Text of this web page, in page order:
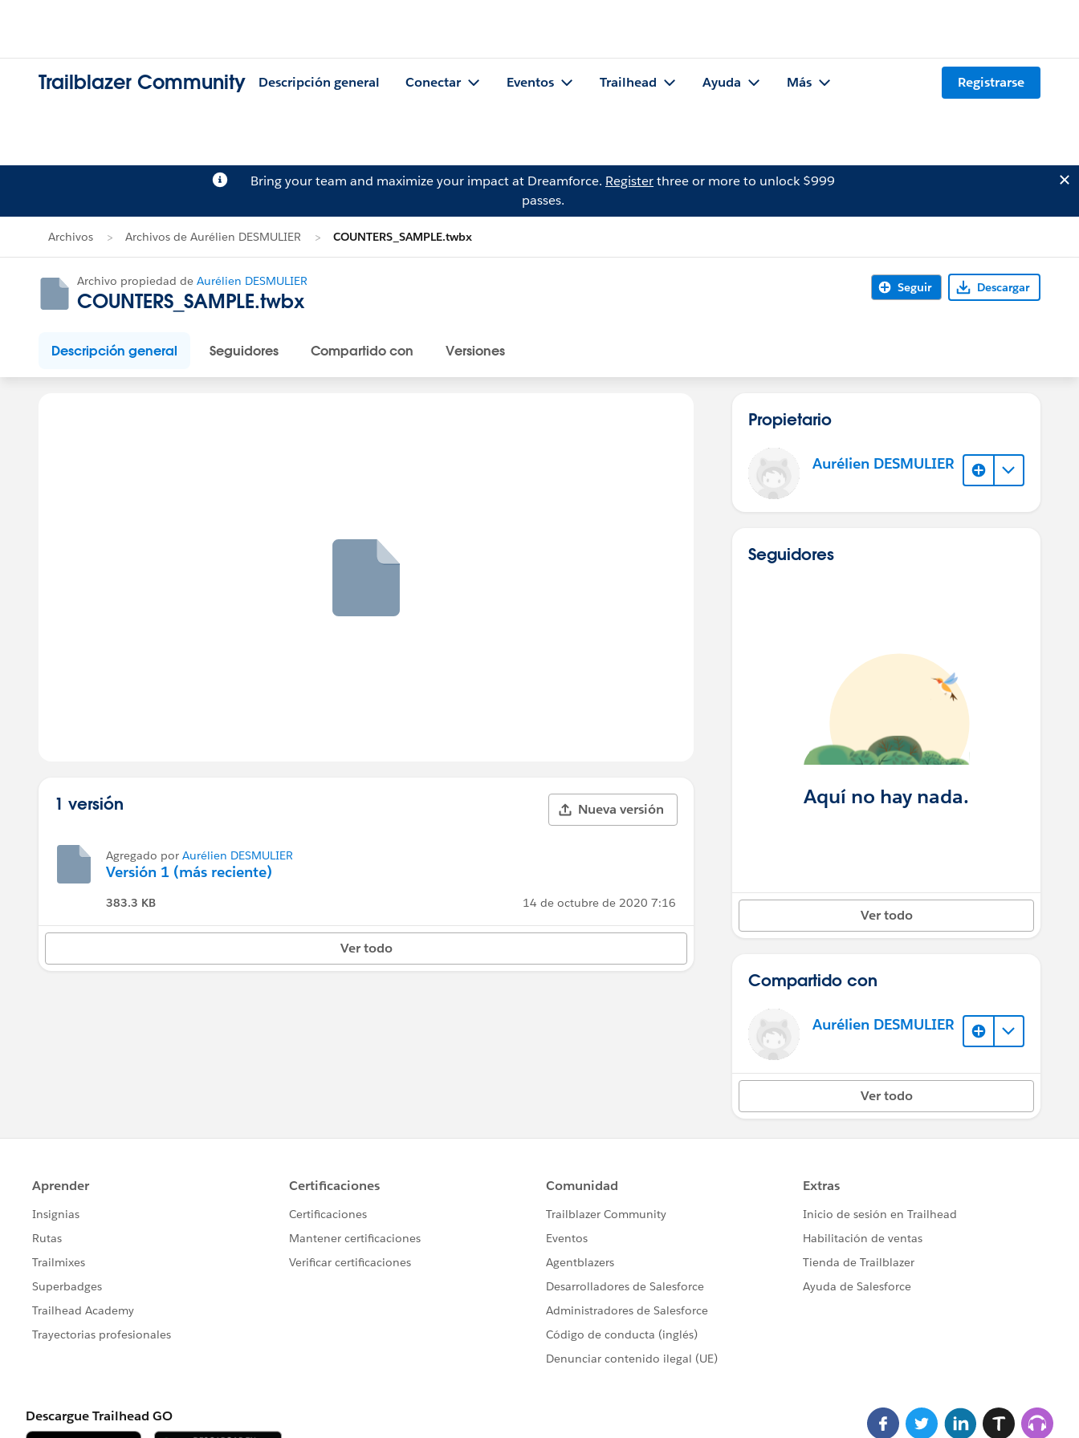
Trailblazer Community Descripción general Conectar Eventos Trailhead Ayuda Más Registrarse
Bring your team and maximize your impact at Dreamforce. Registerthree or more to unlock $999
passes.
Archivos Archivos de Aurélien DESMULIER COUNTERS_SAMPLE.twbx
Archivo propiedad de Aurélien DESMULIER
COUNTERS_SAMPLE.twbx
Seguir Descargar
Descripción general Seguidores Compartido con Versiones
1 versión Nueva versión
Agregado por Aurélien DESMULIER
Versión 1 (más reciente)
383.3 KB 14 de octubre de 2020 7:16
Ver todo
Propietario
Aurélien DESMULIER
Seguidores
Aquí no hay nada.
Ver todo
Compartido con
Aurélien DESMULIER
Ver todo